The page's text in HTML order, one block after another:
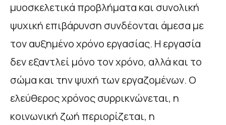
μυοσκελετικά προβλήματα και συνολική
ψυχική επιβάρυνση συνδέονται άμεσα με
τον αυξημένο χρόνο εργασίας. Η εργασία
δεν εξαντλεί μόνο τον χρόνο, αλλά και το
σώμα και την ψυχή των εργαζομένων. Ο
ελεύθερος χρόνος συρρικνώνεται, η
κοινωνική ζωή περιορίζεται, η